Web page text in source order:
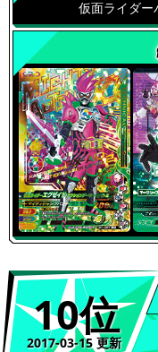
仮面ライダ
10位
2017-03-15 更新